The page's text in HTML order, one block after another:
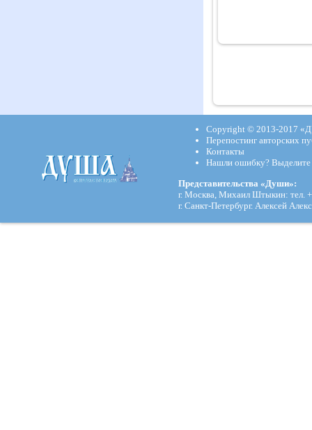
Copyright © 2013-2017
Перепостинг авторских
Контакты
Нашли ошибку?
Представительства «Души»:
г. Москва, Михаил Штыкин: тел.
г. Санкт-Петербург. Алексей